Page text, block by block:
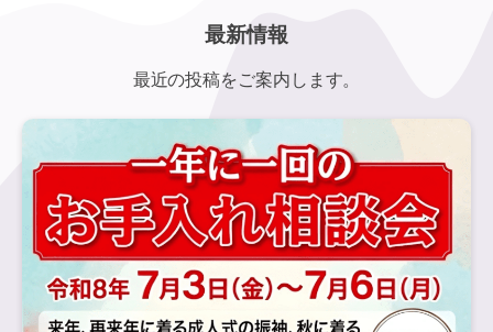
最新情報
最近の投稿をご案内します。